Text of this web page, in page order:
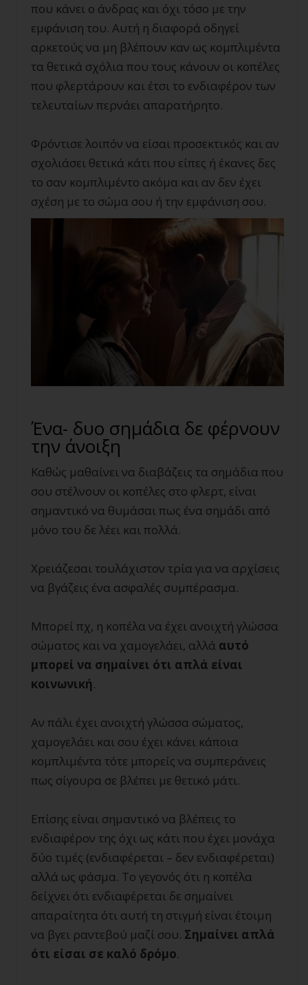
που κάνει ο άνδρας και όχι τόσο με την
εμφάνιση του. Αυτή η διαφορά οδηγεί
αρκετούς να μη βλέπουν καν ως κομπλιμέντα
τα θετικά σχόλια που τους κάνουν οι κοπέλες
που φλερτάρουν και έτσι το ενδιαφέρον των
τελευταίων περνάει απαρατήρητο.
Φρόντισε λοιπόν να είσαι προσεκτικός και αν
σχολιάσει θετικά κάτι που είπες ή έκανες δες
το σαν κομπλιμέντο ακόμα και αν δεν έχει
σχέση με το σώμα σου ή την εμφάνιση σου.
Ένα- δυο σημάδια δε φέρνουν
την άνοιξη
Καθώς μαθαίνει να διαβάζεις τα σημάδια που
σου στέλνουν οι κοπέλες στο φλερτ, είναι
σημαντικό να θυμάσαι πως ένα σημάδι από
μόνο του δε λέει και πολλά.
Χρειάζεσαι τουλάχιστον τρία για να αρχίσεις
να βγάζεις ένα ασφαλές συμπέρασμα.
Μπορεί πχ, η κοπέλα να έχει ανοιχτή γλώσσα
σώματος και να χαμογελάει, αλλά αυτό
μπορεί να σημαίνει ότι απλά είναι
κοινωνική.
Αν πάλι έχει ανοιχτή γλώσσα σώματος,
χαμογελάει και σου έχει κάνει κάποια
κομπλιμέντα τότε μπορείς να συμπεράνεις
πως σίγουρα σε βλέπει με θετικό μάτι.
Επίσης είναι σημαντικό να βλέπεις το
ενδιαφέρον της όχι ως κάτι που έχει μονάχα
δύο τιμές (ενδιαφέρεται – δεν ενδιαφέρεται)
αλλά ως φάσμα. Το γεγονός ότι η κοπέλα
δείχνει ότι ενδιαφέρεται δε σημαίνει
απαραίτητα ότι αυτή τη στιγμή είναι έτοιμη
να βγει ραντεβού μαζί σου. Σημαίνει απλά
ότι είσαι σε καλό δρόμο.